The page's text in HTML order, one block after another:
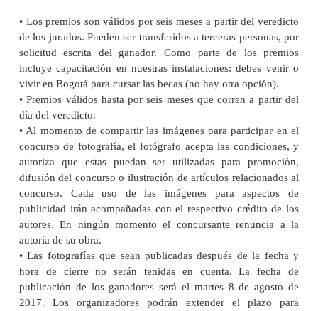
• Los premios son válidos por seis meses a partir del veredicto
de los jurados. Pueden ser transferidos a terceras personas, por
solicitud escrita del ganador. Como parte de los premios
incluye capacitación en nuestras instalaciones: debes venir o
vivir en Bogotá para cursar las becas (no hay otra opción).
• Premios válidos hasta por seis meses que corren a partir del
día del veredicto.
• Al momento de compartir las imágenes para participar en el
concurso de fotografía, el fotógrafo acepta las condiciones, y
autoriza que estas puedan ser utilizadas para promoción,
difusión del concurso o ilustración de artículos relacionados al
concurso. Cada uso de las imágenes para aspectos de
publicidad irán acompañadas con el respectivo crédito de los
autores. En ningún momento el concursante renuncia a la
autoría de su obra.
• Las fotografías que sean publicadas después de la fecha y
hora de cierre no serán tenidas en cuenta. La fecha de
publicación de los ganadores será el martes 8 de agosto de
2017. Los organizadores podrán extender el plazo para